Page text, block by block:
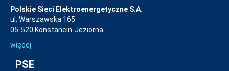
Polskie Sieci Elektroenergetyczne S.A.
ul. Warszawska 165
05-520 Konstancin-Jeziorna
więcej
PSE